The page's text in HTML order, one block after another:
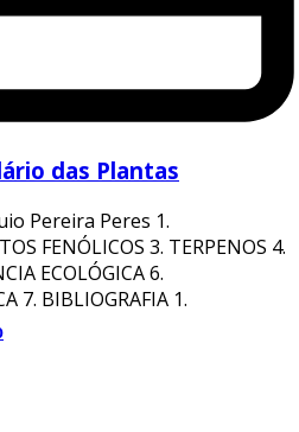
das Plantas
Pereira Peres 1.
FENÓLICOS 3. TERPENOS 4.
ECOLÓGICA 6.
7. BIBLIOGRAFIA 1.